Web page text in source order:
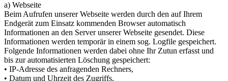
a) Webseite
Beim Aufrufen unserer Webseite werden durch den auf Ihrem
Endgerät zum Einsatz kommenden Browser automatisch
Informationen an den Server unserer Webseite gesendet. Diese
Informationen werden temporär in einem sog. Logfile gespeichert.
Folgende Informationen werden dabei ohne Ihr Zutun erfasst und
bis zur automatisierten Löschung gespeichert:
• IP-Adresse des anfragenden Rechners,
• Datum und Uhrzeit des Zugriffs,